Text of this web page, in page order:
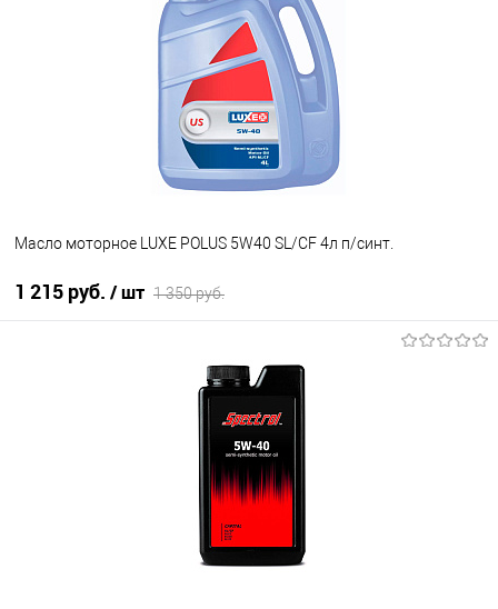
Под заказ
Масло моторное LUXE POLUS 5W40 SL/CF 4л п/синт.
1 215 руб. / шт 1 350 руб.
В наличии